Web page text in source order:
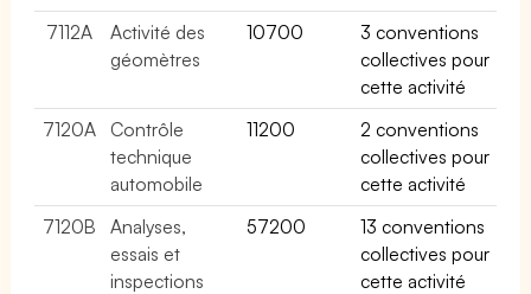
7112A
Activité des
géomètres
10700
3 conventions
collectives pour
cette activité
7120A
Contrôle
technique
automobile
11200
2 conventions
collectives pour
cette activité
7120B
Analyses,
essais et
inspections
57200
13 conventions
collectives pour
cette activité